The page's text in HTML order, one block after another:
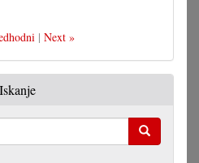
| Next »
Iskanje